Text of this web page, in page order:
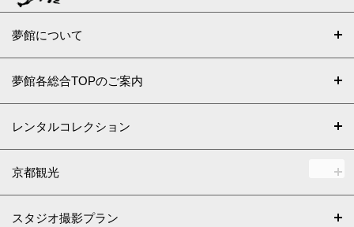
夢館について
夢館各総合TOPのご案内
レンタルコレクション
京都観光
スタジオ撮影プラン